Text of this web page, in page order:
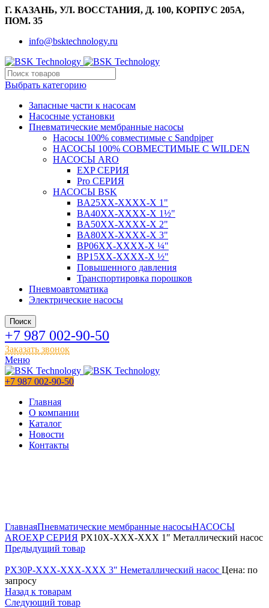
Г. КАЗАНЬ, УЛ. ВОССТАНИЯ, Д. 100, КОРПУС 205А,
ПОМ. 35
info@bsktechnology.ru
Выбрать категорию
Запасные части к насосам
Насосные установки
Пневматические мембранные насосы
Насосы 100% совместимые с Sandpiper
НАСОСЫ 100% СОВМЕСТИМЫЕ С WILDEN
НАСОСЫ ARO
EXP СЕРИЯ
Pro СЕРИЯ
НАСОСЫ BSK
BA25XX-XXXX-X 1"
BA40XX-XXXX-X 1½"
BA50XX-XXXX-X 2"
BA80XX-XXXX-X 3"
BP06XX-XXXX-X ¼"
BP15XX-XXXX-X ½"
Повышенного давления
Транспортировка порошков
Пневмоавтоматика
Электрические насосы
Поиск
+7 987 002-90-50
Заказать звонок
Меню
+7 987 002-90-50
Главная
О компании
Каталог
Новости
Контакты
ГлавнаяПневматические мембранные насосыНАСОСЫ
AROEXP СЕРИЯ PX10X-XXX-XXX 1″ Металлический насос
Предыдущий товар
PX30P-XXX-XXX-XXX 3" Неметаллический насос Цена: по
запросу
Назад к товарам
Следующий товар